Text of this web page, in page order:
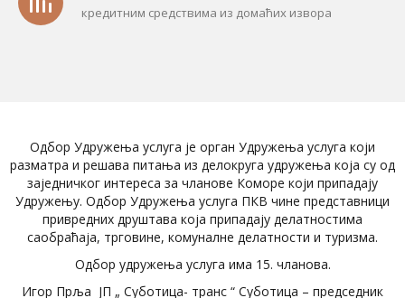
кредитним средствима из домаћих извора
Одбор Удружења услуга је орган Удружења услуга који
разматра и решава питања из делокруга удружења која су од
заједничког интереса за чланове Коморе који припадају
Удружењу. Одбор Удружења услуга ПКВ чине представници
привредних друштава која припадају делатностима
саобраћаја, трговине, комуналне делатности и туризма.
Одбор удружења услуга има 15. чланова.
Игор Прља ЈП „ Суботица- транс “ Суботица – председник